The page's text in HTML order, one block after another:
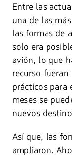
Entre las
una de las
las formas de
solo era
avión, lo que
recurso
prácticos
meses se
nuevos
Así que, las
ampliaron.